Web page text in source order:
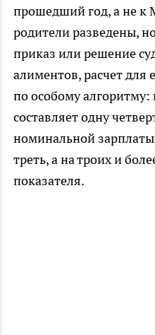
прошедший год, а не к
родители разведены,
приказ или решение
алиментов, расчет для
по особому алгоритму:
составляет одну
номинальной
треть, а на троих и
показателя.